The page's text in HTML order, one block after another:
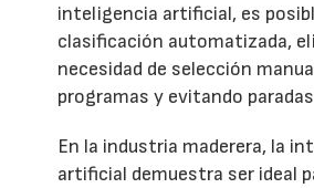
inteligencia artificial, es
clasificación automatizada,
necesidad de selección
programas y evitando
En la industria maderera, la
artificial demuestra ser ideal